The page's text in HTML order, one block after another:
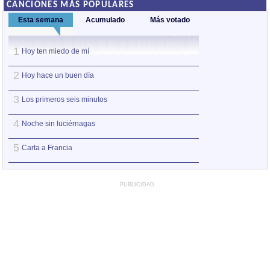
CANCIONES MÁS POPULARES
Esta semana Acumulado Más votado
1 Hoy ten miedo de mí
2 Hoy hace un buen día
3 Los primeros seis minutos
4 Noche sin luciérnagas
5 Carta a Francia
PUBLICIDAD